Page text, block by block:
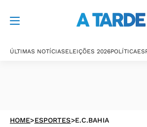
ÚLTIMAS NOTÍCIASELEIÇÕES 2026POLÍTICA
HOME>ESPORTES>E.C.BAHIA